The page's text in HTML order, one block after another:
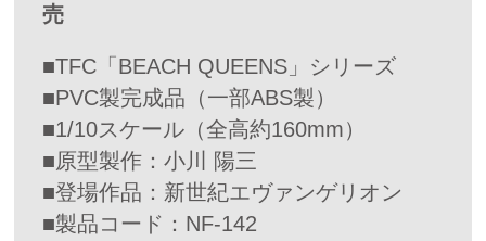
売
■TFC「BEACH QUEENS」シリーズ
■PVC製完成品（一部ABS製）
■1/10スケール（全高約160mm）
■原型製作：小川 陽三
■登場作品：新世紀エヴァンゲリオン
■製品コード：NF-142